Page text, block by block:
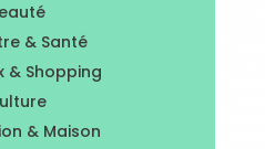
& Santé
& Shopping
& Maison